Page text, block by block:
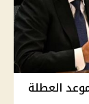
إجازة المولد النبوي 2026 وموعد العطلة